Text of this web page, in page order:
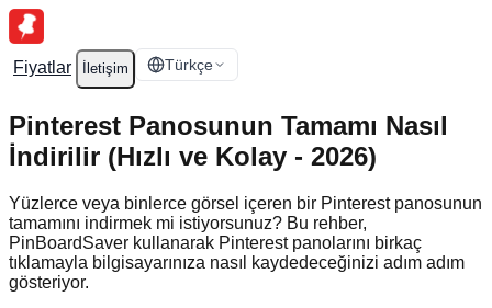
Fiyatlar İletişim Türkçe
Pinterest Panosunun Tamamı Nasıl
İndirilir (Hızlı ve Kolay - 2026)
Yüzlerce veya binlerce görsel içeren bir Pinterest panosunun
tamamını indirmek mi istiyorsunuz? Bu rehber,
PinBoardSaver kullanarak Pinterest panolarını birkaç
tıklamayla bilgisayarınıza nasıl kaydedeceğinizi adım adım
gösteriyor.